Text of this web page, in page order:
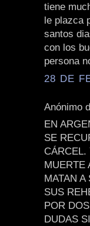
tiene
le plazca
santos
con los
persona
28 DE
Anónimo
EN
SE
CÁRCEL.
MUERTE
MATAN
SUS
POR
DUDAS